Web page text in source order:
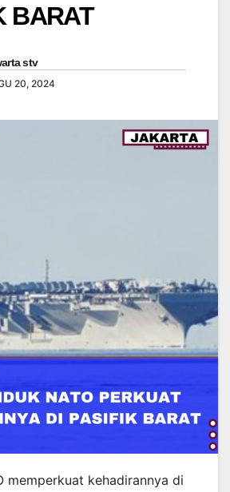
BARAT
stv
20, 2024
memperkuat kehadirannya di